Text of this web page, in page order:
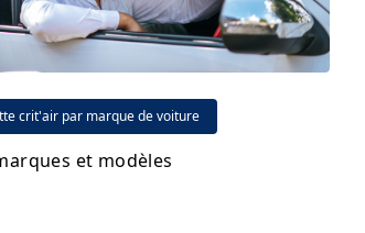
crit'air par marque de voiture
et modèles